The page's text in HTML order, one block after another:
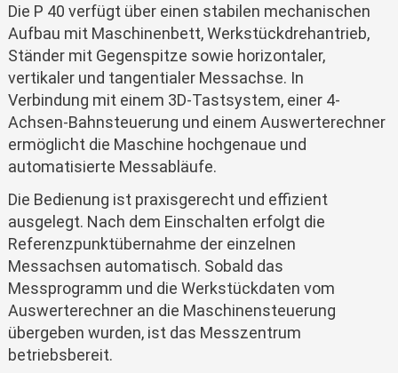
Die P 40 verfügt über einen stabilen mechanischen
Aufbau mit Maschinenbett, Werkstückdrehantrieb,
Ständer mit Gegenspitze sowie horizontaler,
vertikaler und tangentialer Messachse. In
Verbindung mit einem 3D-Tastsystem, einer 4-
Achsen-Bahnsteuerung und einem Auswerterechner
ermöglicht die Maschine hochgenaue und
automatisierte Messabläufe.
Die Bedienung ist praxisgerecht und effizient
ausgelegt. Nach dem Einschalten erfolgt die
Referenzpunktübernahme der einzelnen
Messachsen automatisch. Sobald das
Messprogramm und die Werkstückdaten vom
Auswerterechner an die Maschinensteuerung
übergeben wurden, ist das Messzentrum
betriebsbereit.